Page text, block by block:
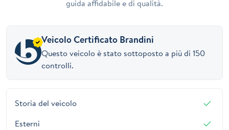
guida affidabile e di qualità.
Veicolo Certificato Brandini
Questo veicolo è stato sottoposto a più di 150
controlli.
Storia del veicolo
Esterni